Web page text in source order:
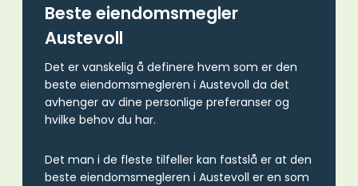
Beste eiendomsmegler
Austevoll
Det er vanskelig å definere hvem som er den
beste eiendomsmegleren i Austevoll da det
avhenger av dine personlige preferanser og
hvilke behov du har.
Det man i de fleste tilfeller kan fastslå er at den
beste eiendomsmegleren i Austevoll er en som